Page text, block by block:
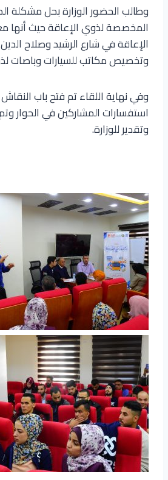
وطالب الحضور الوزارة بحل مشكلة
المخصصة لذوي الإعاقة حيث أنها
الإعاقة في شارع الرشيد وصلاح
وتخصيص مكاتب للسيارات وباصات
وفي نهاية اللقاء تم فتح باب
استفسارات المشاركين في الحوار
وتقدير للوزارة.